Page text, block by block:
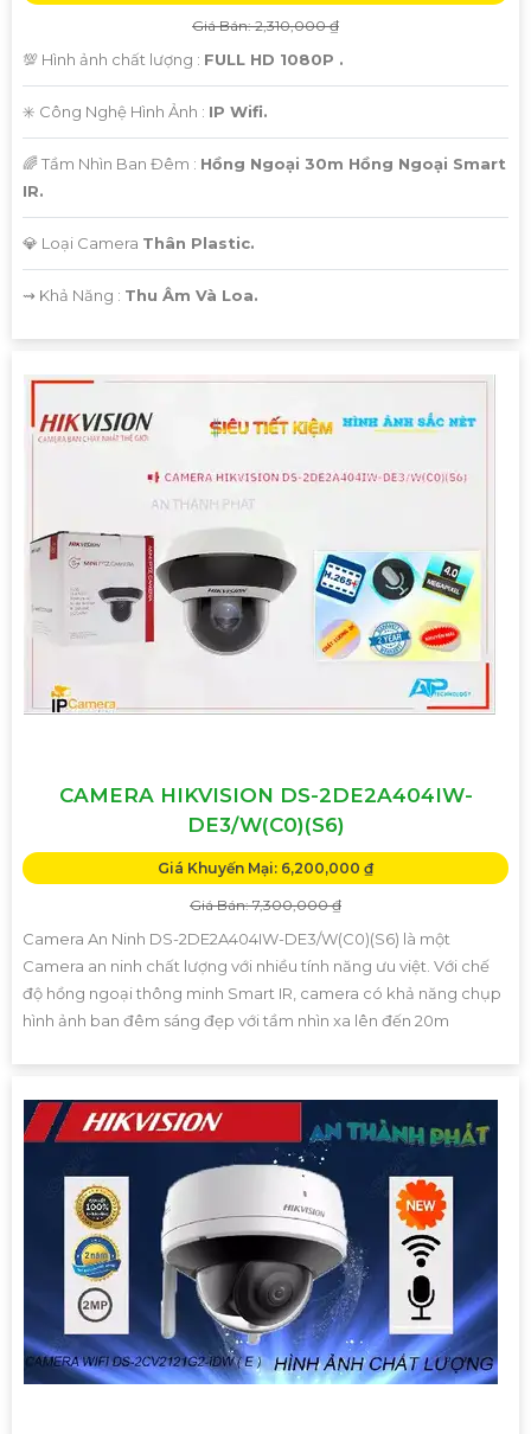
Giá Bán: 2,310,000 ₫
💯 Hình ảnh chất lượng : FULL HD 1080P .
✳️ Công Nghệ Hình Ảnh : IP Wifi.
🌈 Tầm Nhìn Ban Đêm : Hồng Ngoại 30m Hồng Ngoại Smart
IR.
💎 Loại Camera Thân Plastic.
️⇝ Khả Năng : Thu Âm Và Loa.
CAMERA HIKVISION DS-2DE2A404IW-
DE3/W(C0)(S6)
Giá Khuyến Mại: 6,200,000 ₫
Giá Bán: 7,300,000 ₫
Camera An Ninh DS-2DE2A404IW-DE3/W(C0)(S6) là một
Camera an ninh chất lượng với nhiều tính năng ưu việt. Với chế
độ hồng ngoại thông minh Smart IR, camera có khả năng chụp
hình ảnh ban đêm sáng đẹp với tầm nhìn xa lên đến 20m